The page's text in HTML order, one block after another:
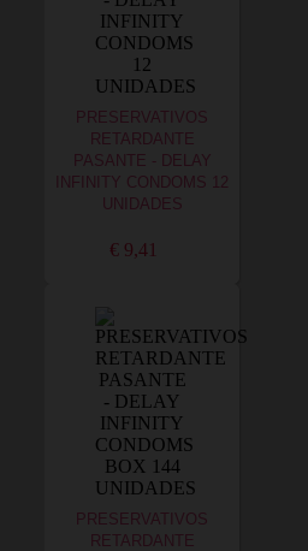
PRESERVATIVOS
RETARDANTE
PASANTE - DELAY
INFINITY CONDOMS 12
UNIDADES
€ 9,41
PRESERVATIVOS
RETARDANTE